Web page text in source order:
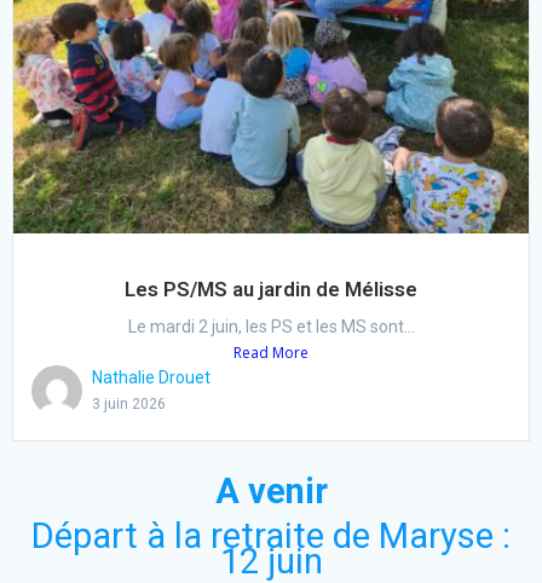
Les PS/MS au jardin de Mélisse
Le mardi 2 juin, les PS et les MS sont...
Read More
Nathalie Drouet
3 juin 2026
A venir
Départ à la retraite de Maryse :
12 juin